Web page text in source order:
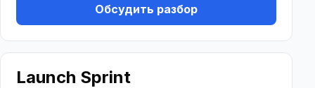
Обсудить разбор
Launch Sprint